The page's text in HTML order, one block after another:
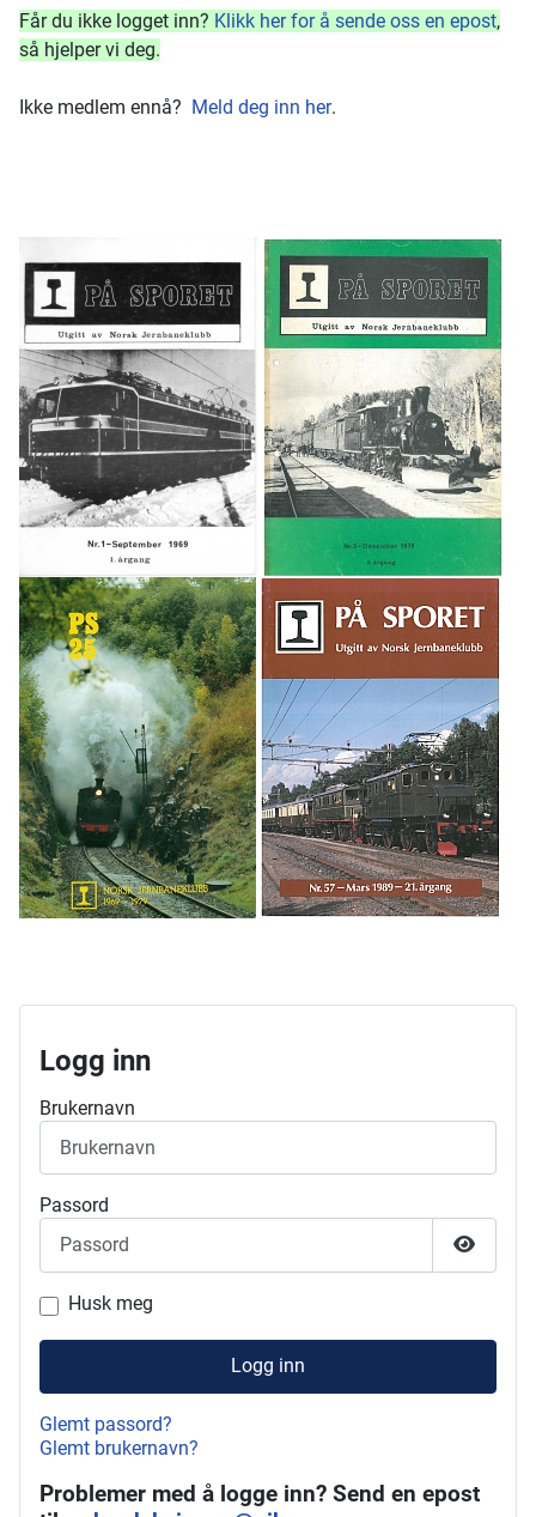
Logg inn
Brukernavn
Passord
Vis
Husk meg
Logg inn
Glemt passord?
Glemt brukernavn?
Problemer med å logge inn? Send en epost
Får du ikke logget inn? Klikk her for å sende oss en epost,
så hjelper vi deg.
Ikke medlem ennå? Meld deg inn her.